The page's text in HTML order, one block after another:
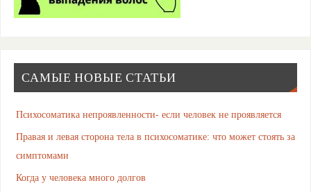
САМЫЕ НОВЫЕ СТАТЬИ
Психосоматика непроявленности- если человек не проявляется
Правая и левая сторона тела в психосоматике: что может стоять за
симптомами
Когда у человека много долгов